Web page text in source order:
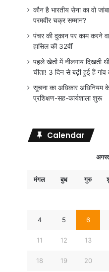
कौन है भारतीय सेना का वो
परमवीर चक्र सम्मान?
पंचर की दुकान पर काम करने
हासिल की 32वीं
पहले खेतों में नीलगाय दिखती
चीता! 3 दिन से बढ़ी हुई हैं
सूचना का अधिकार अधिनियम के
प्रशिक्षण-सह-कार्यशाला शुरू
Calendar
मंगल बुध गुरु
4 5 6
11 12 13
18 19 20